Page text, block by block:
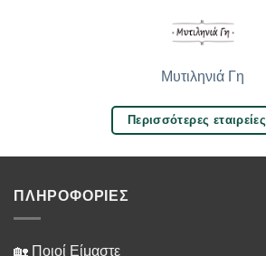
Μυτιληνιά Γη
Περισσότερες εταιρείες
ΠΛΗΡΟΦΟΡΙΕΣ
🏡 Ποιοί Είμαστε